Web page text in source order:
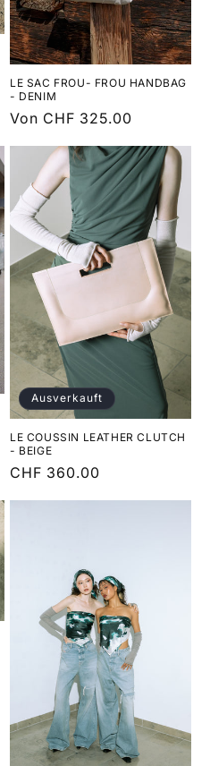
LE SAC FROU- FROU HANDBAG
- DENIM
Normaler
Von CHF 325.00
Ausverkauft
LE COUSSIN LEATHER CLUTCH
- BEIGE
Normaler
CHF 360.00